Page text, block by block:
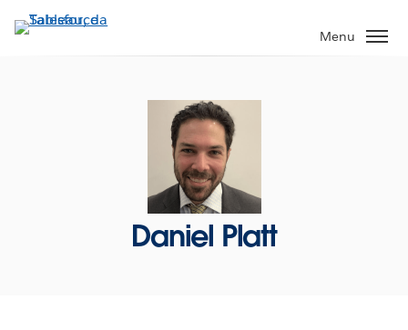
Pular
para
Menu
Daniel Platt